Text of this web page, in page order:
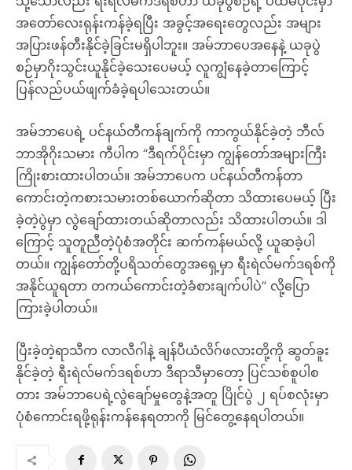
အတော်လေးရုန်းကန်ခဲ့ရပြီး အခွင့်အရေးတွေလည်း အများ
အပြားဖန်တီးနိုင်ခဲ့ခြင်းမရှိပါဘူး။ အမ်ဘာပေအနေနဲ့ ယခုပွဲ
စဉ်မှာဂိုးသွင်းယူနိုင်ခဲ့သေးပေမယ့် လူကျွံနေခဲ့တာကြောင့်
ပြန်လည်ပယ်ဖျက်ခံခဲ့ရပါသေးတယ်။
အမ်ဘာပေရဲ့ ပင်နယ်တီကန်ချက်ကို ကာကွယ်နိုင်ခဲ့တဲ့ ဘီလ်
ဘာအိုဂိုးသမား ကီပါက “ဒီရက်ပိုင်းမှာ ကျွန်တော်အများကြီး
ကြိုးစားထားပါတယ်။ အမ်ဘာပေက ပင်နယ်တီကန်တာ
ကောင်းတဲ့ကစားသမားတစ်ယောက်ဆိုတာ သိထားပေမယ့် ပြီး
ခဲ့တဲ့ပွဲမှာ လွဲချော်ထားတယ်ဆိုတာလည်း သိထားပါတယ်။ ဒါ
ကြောင့် သူတူညီတဲ့ပုံစံအတိုင်း ဆက်ကန်မယ်လို့ ယူဆခဲ့ပါ
တယ်။ ကျွန်တော်တို့ပရိသတ်တွေအရှေ့မှာ ရီးရဲလ်မက်ဒရစ်ကို
အနိုင်ယူရတာ တကယ်ကောင်းတဲ့ခံစားချက်ပါပဲ” လို့ပြော
ကြားခဲ့ပါတယ်။
ပြီးခဲ့တဲ့ရာသီက လာလီဂါနဲ့ ချန်ပီယံလိဂ်ဖလားတို့ကို ဆွတ်ခူး
နိုင်ခဲ့တဲ့ ရီးရဲလ်မက်ဒရစ်ဟာ ဒီရာသီမှာတော့ ပြင်သစ်စူပါစ
တား အမ်ဘာပေရဲ့လွဲချော်မှုတွေနဲ့အတူ ပြိုင်ပွဲ ၂ ရပ်စလုံးမှာ
ပုံစံကောင်းရဖို့ရုန်းကန်နေရတာကို မြင်တွေ့နေရပါတယ်။